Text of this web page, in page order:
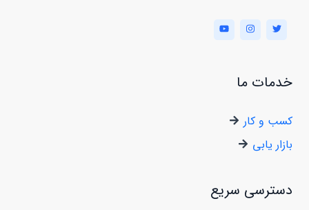
خدمات ما
کسب و کار
بازار یابی
دسترسی سریع